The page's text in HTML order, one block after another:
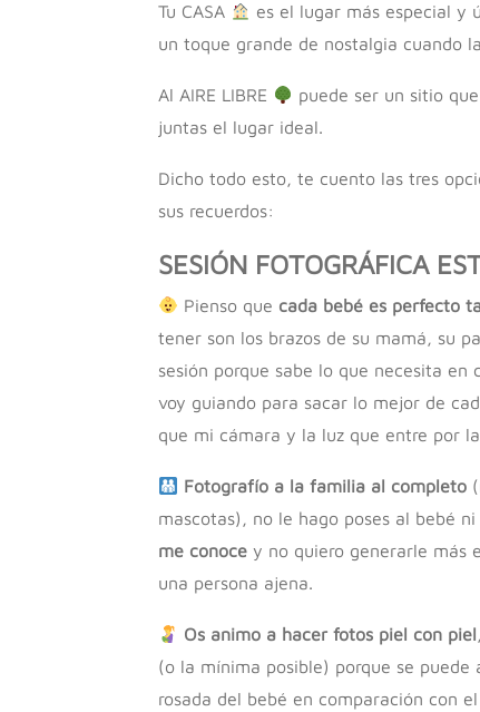
Tu CASA
es el lugar más especial y
un toque grande de nostalgia cuando
Al AIRE LIBRE
puede ser un sitio
juntas el lugar ideal.
Dicho todo esto, te cuento las tres
sus recuerdos:
SESIÓN FOTOGRÁFICA
Pienso que cada bebé es perfecto
tener son los brazos de su mamá, su
sesión porque sabe lo que necesita
voy guiando para sacar lo mejor de
que mi cámara y la luz que entre por
Fotografío a la familia al completo
mascotas), no le hago poses al bebé
me conoce y no quiero generarle más
una persona ajena.
Os animo a hacer fotos piel con piel
(o la mínima posible) porque se
rosada del bebé en comparación con